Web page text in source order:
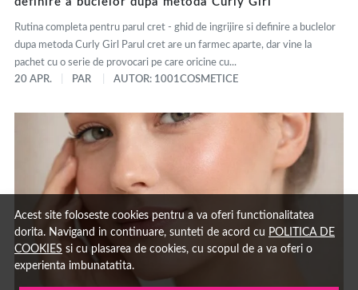
Acest site foloseste cookies pentru a va oferi functionalitatea
dorita. Navigand in continuare, sunteti de acord cu POLITICA DE
COOKIES si cu plasarea de cookies, cu scopul de a va oferi o
experienta imbunatatita.
Rutina completa pentru parul cret - ghid de ingrijire si definire a buclelor
dupa metoda Curly Girl Parul cret are un farmec aparte, dar vine la
pachet cu o serie de provocari pe care oricine cu...
20 APR.
PAR AUTOR: 1001COSMETICE